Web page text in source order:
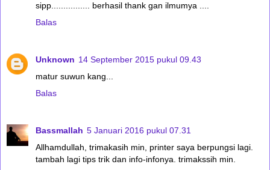
sipp................ berhasil thank gan ilmumya ....
Balas
Unknown 14 September 2015 pukul 09.43
matur suwun kang...
Balas
Bassmallah 5 Januari 2016 pukul 07.31
Allhamdullah, trimakasih min, printer saya berpungsi lagi.
tambah lagi tips trik dan info-infonya. trimakssih min.